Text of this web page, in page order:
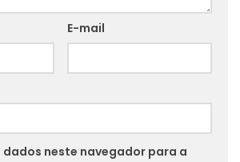
E-mail
dados neste navegador para a